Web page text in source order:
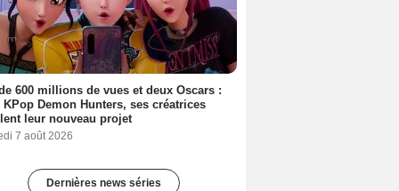
600 millions de vues et deux Oscars :
KPop Demon Hunters, ses créatrices
leur nouveau projet
7 août 2026
Dernières news séries